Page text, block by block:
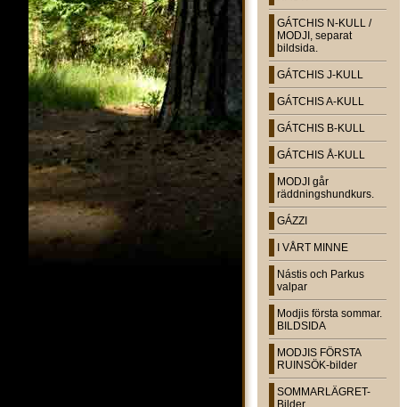
GÁTCHIS N-KULL /
MODJI, separat
bildsida.
GÁTCHIS J-KULL
GÁTCHIS A-KULL
GÁTCHIS B-KULL
GÁTCHIS Å-KULL
MODJI går
räddningshundkurs.
GÁZZI
I VÅRT MINNE
Nástis och Parkus
valpar
Modjis första sommar.
BILDSIDA
MODJIS FÖRSTA
RUINSÖK-bilder
SOMMARLÄGRET-
Bilder